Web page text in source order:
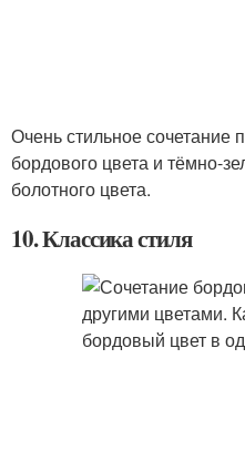
Очень стильное сочетание
бордового цвета и тёмно-
болотного цвета.
10. Классика стиля